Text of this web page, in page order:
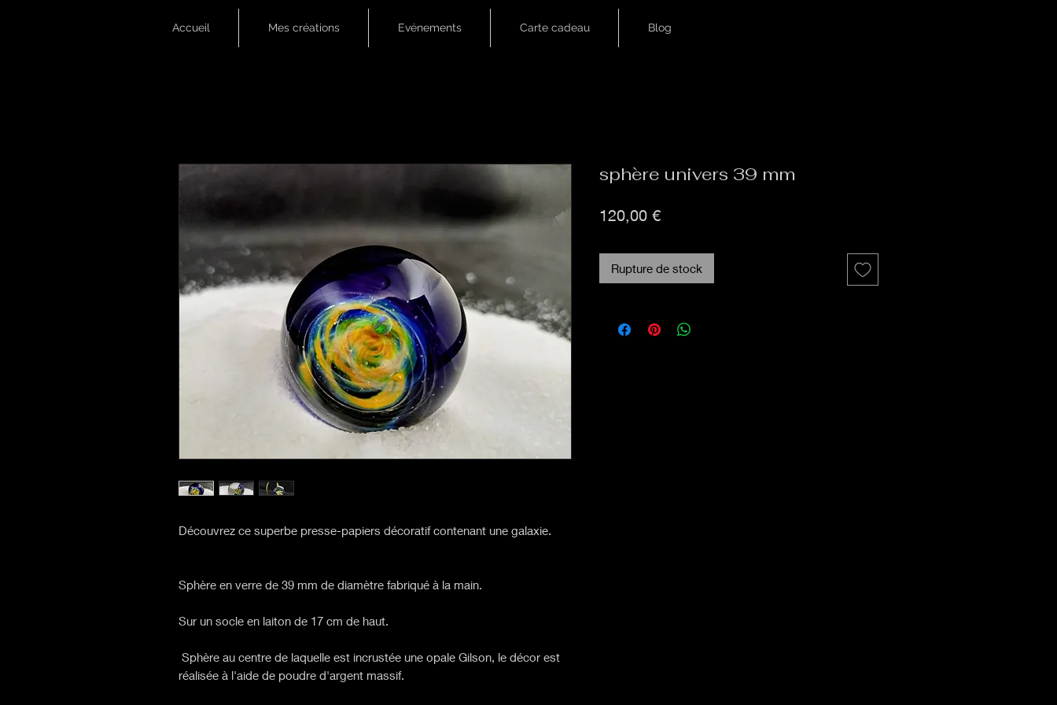
Accueil Mes créations Evénements Carte cadeau Blog
Découvrez ce superbe presse-papiers décoratif contenant une galaxie.
Sphère en verre de 39 mm de diamètre fabriqué à la main.
Sur un socle en laiton de 17 cm de haut.
Sphère au centre de laquelle est incrustée une opale Gilson, le décor est
réalisée à l'aide de poudre d'argent massif.
sphère univers 39 mm
120,00 €Prix
Rupture de stock